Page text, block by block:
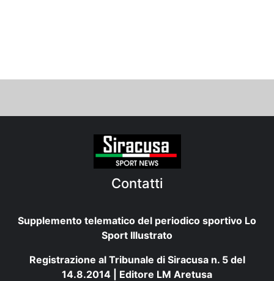
Contatti
Supplemento telematico del periodico sportivo Lo
Sport Illustrato
Registrazione al Tribunale di Siracusa n. 5 del
14.8.2014 | Editore LM Aretusa